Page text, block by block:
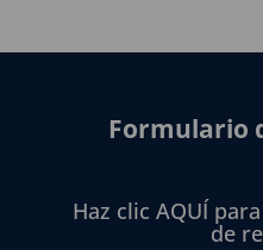
Formulario
Haz clic AQUÍ
de